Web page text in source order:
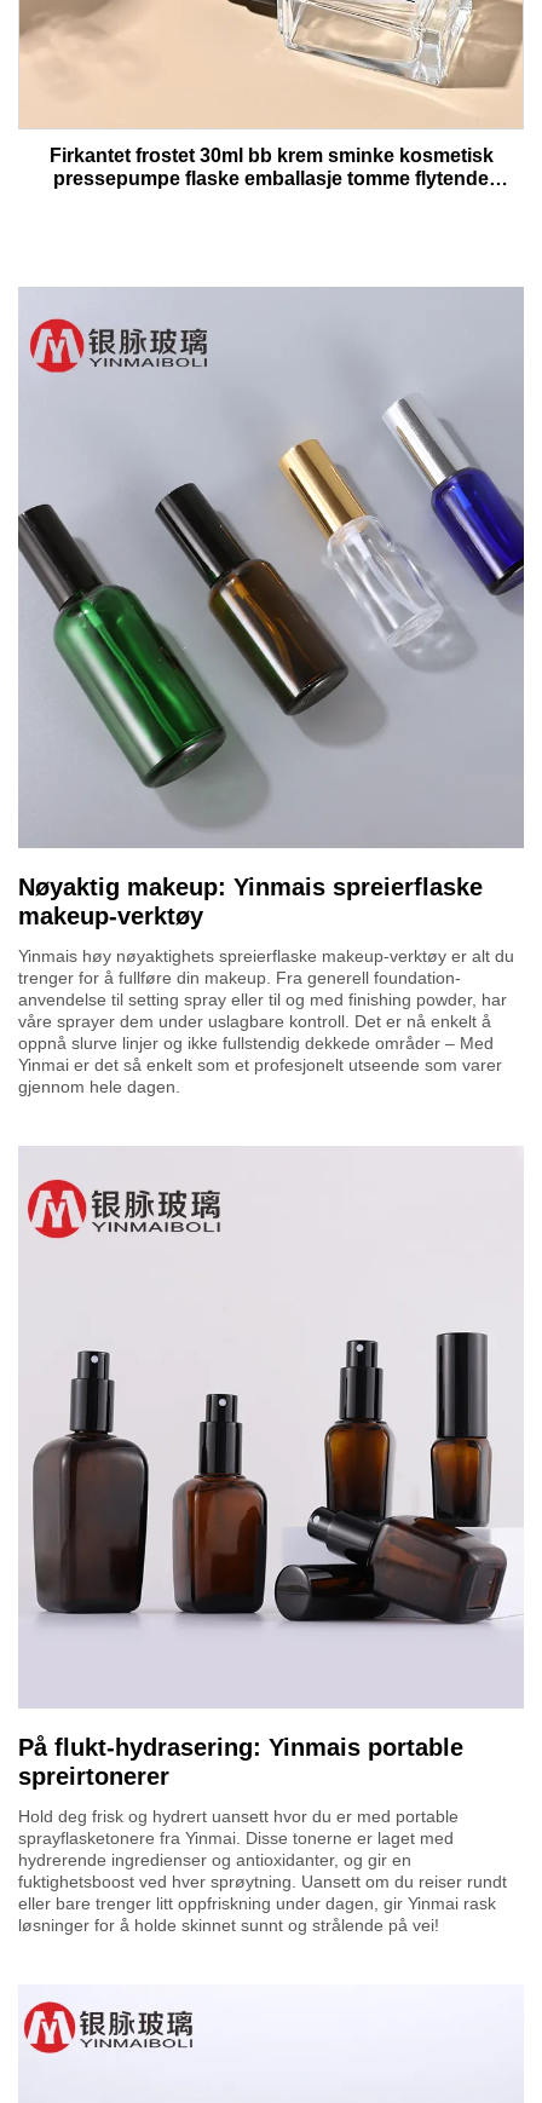
Firkantet frostet 30ml bb krem sminke kosmetisk
pressepumpe flaske emballasje tomme flytende
Nøyaktig makeup: Yinmais spreierflaske
makeup-verktøy
Yinmais høy nøyaktighets spreierflaske makeup-verktøy er alt du
trenger for å fullføre din makeup. Fra generell foundation-
anvendelse til setting spray eller til og med finishing powder, har
våre sprayer dem under uslagbare kontroll. Det er nå enkelt å
oppnå slurve linjer og ikke fullstendig dekkede områder – Med
Yinmai er det så enkelt som et profesjonelt utseende som varer
gjennom hele dagen.
På flukt-hydrasering: Yinmais portable
spreirtonerer
Hold deg frisk og hydrert uansett hvor du er med portable
sprayflasketonere fra Yinmai. Disse tonerne er laget med
hydrerende ingredienser og antioxidanter, og gir en
fuktighetsboost ved hver sprøytning. Uansett om du reiser rundt
eller bare trenger litt oppfriskning under dagen, gir Yinmai rask
løsninger for å holde skinnet sunnt og strålende på vei!